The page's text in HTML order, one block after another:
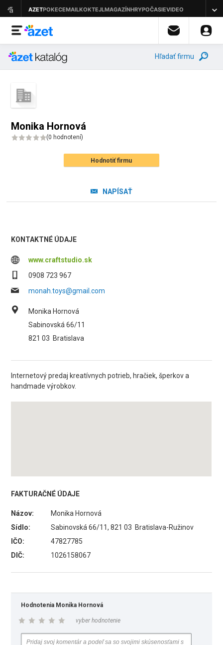
Hľadať firmu
Monika Hornová
(0 hodnotení)
Hodnotiť firmu
NAPÍSAŤ
KONTAKTNÉ ÚDAJE
www.craftstudio.sk
0908 723 967
monah.toys@gmail.com
Monika Hornová
Sabinovská 66/11
821 03 Bratislava
Internetový predaj kreatívnych potrieb, hračiek, šperkov a
handmade výrobkov.
FAKTURAČNÉ ÚDAJE
Názov:
Monika Hornová
Sídlo:
Sabinovská 66/11, 821 03 Bratislava-Ružinov
IČO:
47827785
DIČ:
1026158067
Hodnotenia Monika Hornová
vyber hodnotenie